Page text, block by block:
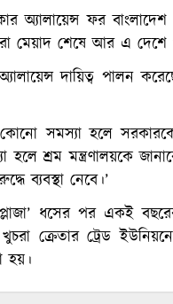
ফর বাংলাদেশ
মেয়াদ শেষে আর এ দেশে
দায়িত্ব পালন
সমস্যা হলে
শ্রম মন্ত্রণালয়কে
ব্যবস্থা নেবে।’
প্লাজা’ ধসের পর একই
ক্রেতার ট্রেড
হয়।